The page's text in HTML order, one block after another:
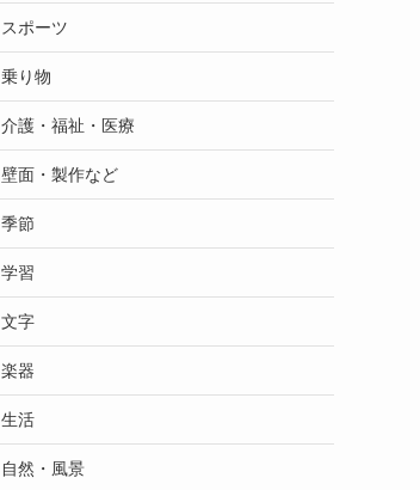
スポーツ
乗り物
介護・福祉・医療
壁面・製作など
季節
学習
文字
楽器
生活
自然・風景